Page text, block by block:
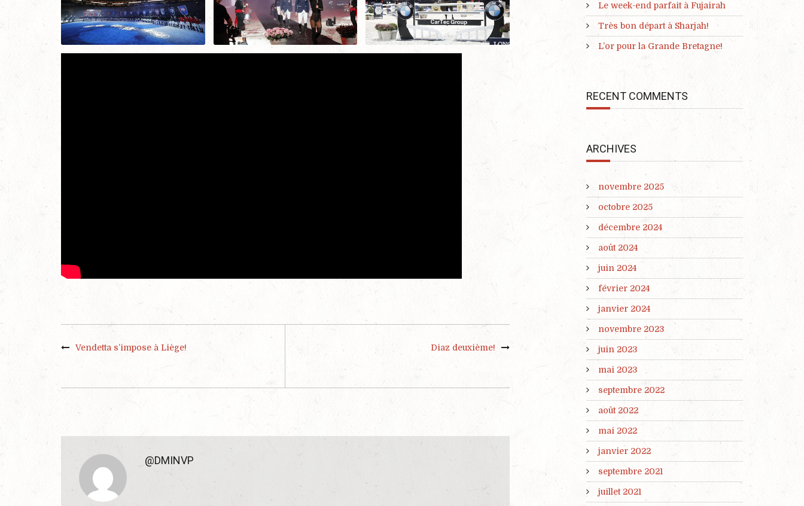
Vendetta s’impose à Liège! Diaz deuxième!
@DMINVP
Le week-end parfait à Fujairah
Très bon départ à Sharjah!
L’or pour la Grande Bretagne!
RECENT COMMENTS
ARCHIVES
novembre 2025
octobre 2025
décembre 2024
août 2024
juin 2024
février 2024
janvier 2024
novembre 2023
juin 2023
mai 2023
septembre 2022
août 2022
mai 2022
janvier 2022
septembre 2021
juillet 2021